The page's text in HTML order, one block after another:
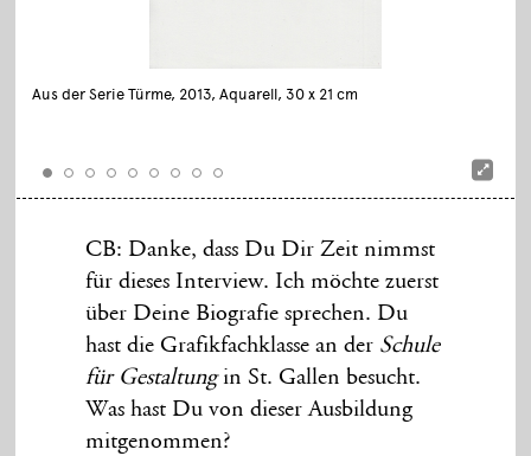
Aus der Serie Türme, 2013, Aquarell, 30 x 21 cm
CB: Danke, dass Du Dir Zeit nimmst
für dieses Interview. Ich möchte zuerst
über Deine Biografie sprechen. Du
hast die Grafikfachklasse an der Schule
für Gestaltungin St. Gallen besucht.
Was hast Du von dieser Ausbildung
mitgenommen?